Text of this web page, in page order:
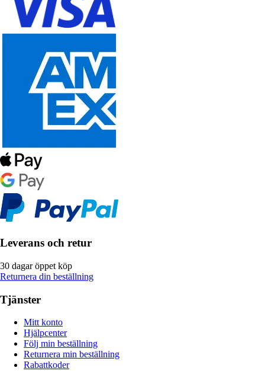
Leverans och retur
30 dagar öppet köp
Returnera din beställning
Tjänster
Mitt konto
Hjälpcenter
Följ min beställning
Returnera min beställning
Rabattkoder